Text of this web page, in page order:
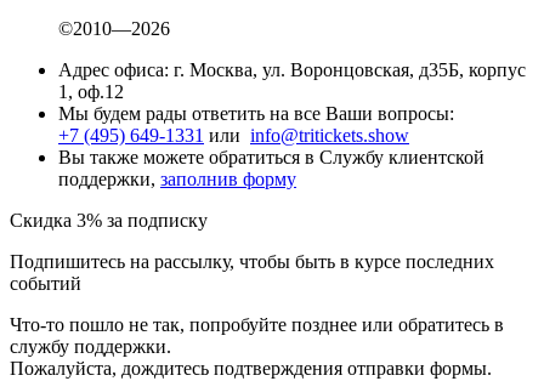
©2010—2026
Адрес офиса: г. Москва, ул. Воронцовская, д35Б, корпус
1, оф.12
Мы будем рады ответить на все Ваши вопросы:
+7 (495) 649-1331 или info@tritickets.show
Вы также можете обратиться в Службу клиентской
поддержки, заполнив форму
Скидка 3% за подписку
Подпишитесь на рассылку, чтобы быть в курсе последних
событий
Что-то пошло не так, попробуйте позднее или обратитесь в
службу поддержки.
Пожалуйста, дождитесь подтверждения отправки формы.